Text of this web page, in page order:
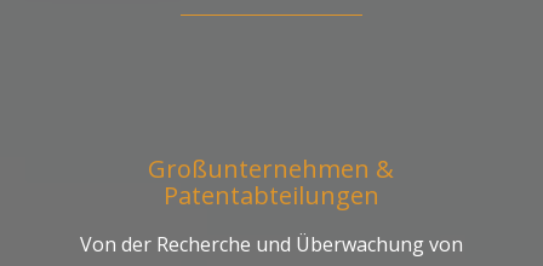
Großunternehmen &
Patentabteilungen
Von der Recherche und Überwachung von